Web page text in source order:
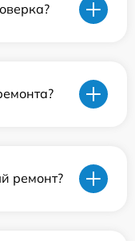
ремонт?